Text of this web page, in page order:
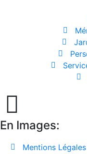
En Images:
Mentions Légales